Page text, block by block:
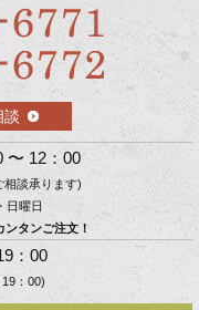
談
〜 12：00
相談承ります)
日曜日
タンご注文！
：00
：00)